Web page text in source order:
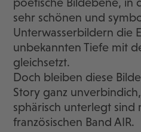
sehr schönen und
Unterwasserbildern die
unbekannten Tiefe mit
gleichsetzt.
Doch bleiben diese
Story ganz
sphärisch unterlegt
französischen Band AIR.